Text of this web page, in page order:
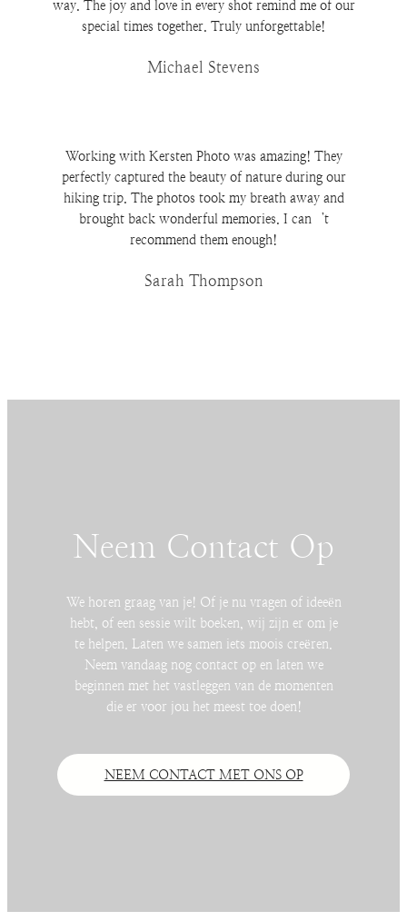
way. The joy and love in every shot remind me of our
special times together. Truly unforgettable!
Michael Stevens
Working with Kersten Photo was amazing! They
perfectly captured the beauty of nature during our
hiking trip. The photos took my breath away and
brought back wonderful memories. I canʼt
recommend them enough!
Sarah Thompson
Neem Contact Op
We horen graag van je! Of je nu vragen of ideeën
hebt, of een sessie wilt boeken, wij zijn er om je
te helpen. Laten we samen iets moois creëren.
Neem vandaag nog contact op en laten we
beginnen met het vastleggen van de momenten
die er voor jou het meest toe doen!
NEEM CONTACT MET ONS OP